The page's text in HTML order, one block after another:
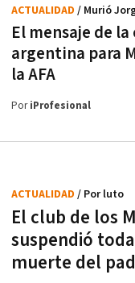
El mensaje de
argentina para
la AFA
ACTUALIDAD / Murió
PoriProfesional
El club de los
suspendió
muerte del
ACTUALIDAD / Por luto